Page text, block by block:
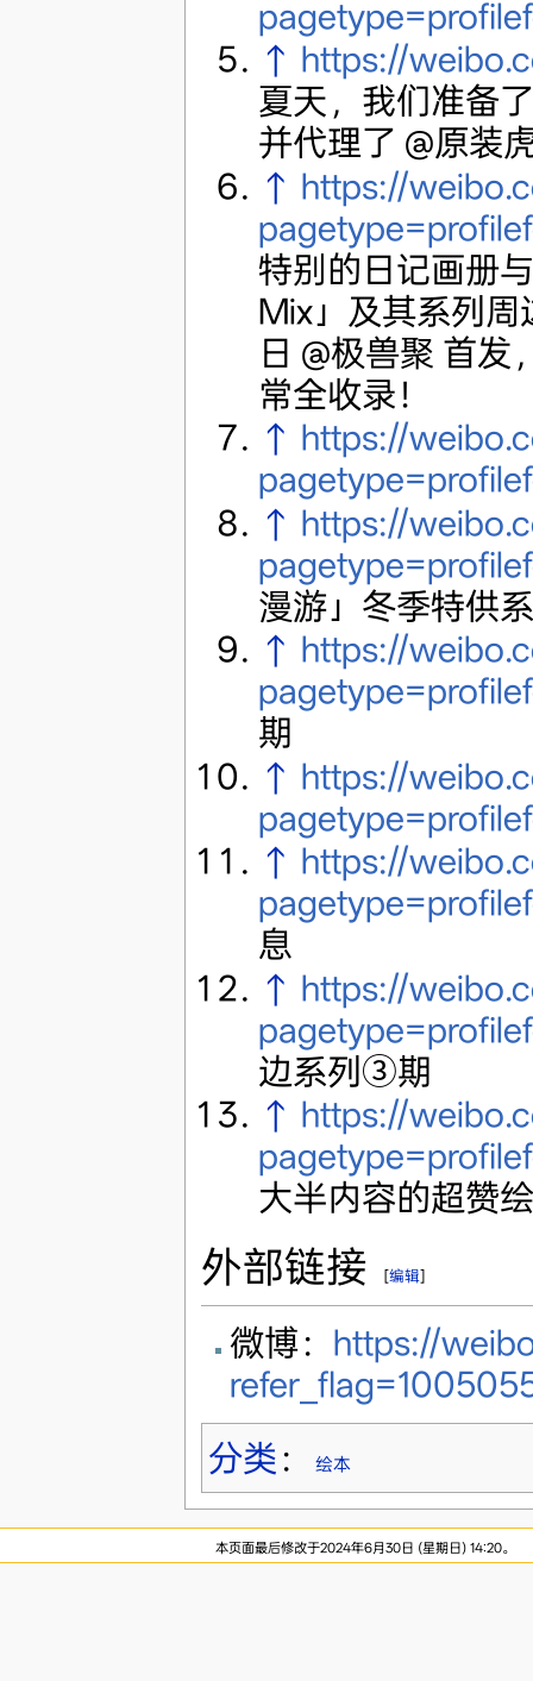
↑ https://
夏天，我们准备
并代理了 @原装
↑ https://
特别的日记画册
Mix」及其系列周
日 @极兽聚 首
常全收录！
↑ https://
↑ https://
漫游」冬季特供
↑ https://
期
↑ https://
↑ https://
息
↑ https://
边系列③期
↑ https://
大半内容的超赞
外部链接 [编辑]
微博： https://
分类 ： 绘本
本页面最后修改于2024年6月30日 (星期日) 14:20。